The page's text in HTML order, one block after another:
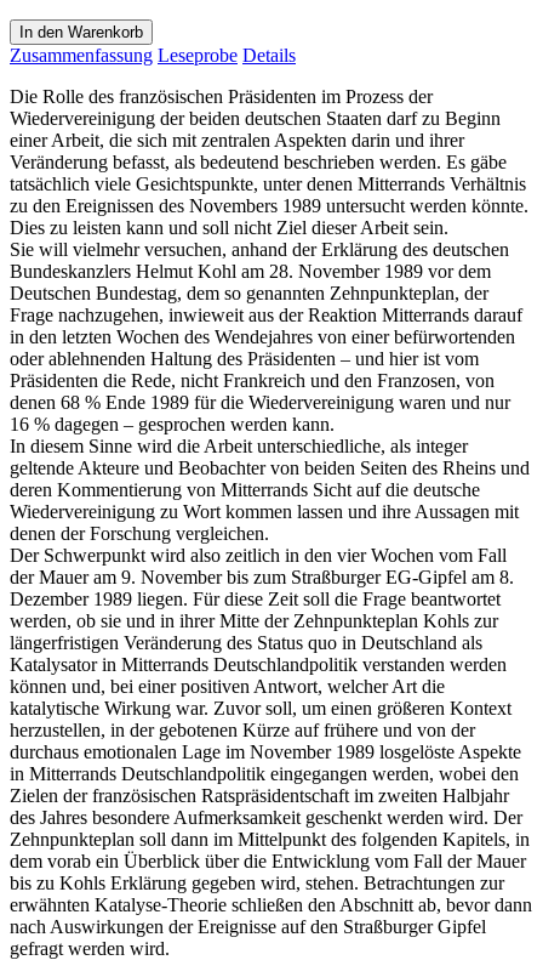
In den Warenkorb
Zusammenfassung Leseprobe Details
Die Rolle des französischen Präsidenten im Prozess der
Wiedervereinigung der beiden deutschen Staaten darf zu Beginn
einer Arbeit, die sich mit zentralen Aspekten darin und ihrer
Veränderung befasst, als bedeutend beschrieben werden. Es gäbe
tatsächlich viele Gesichtspunkte, unter denen Mitterrands Verhältnis
zu den Ereignissen des Novembers 1989 untersucht werden könnte.
Dies zu leisten kann und soll nicht Ziel dieser Arbeit sein.
Sie will vielmehr versuchen, anhand der Erklärung des deutschen
Bundeskanzlers Helmut Kohl am 28. November 1989 vor dem
Deutschen Bundestag, dem so genannten Zehnpunkteplan, der
Frage nachzugehen, inwieweit aus der Reaktion Mitterrands darauf
in den letzten Wochen des Wendejahres von einer befürwortenden
oder ablehnenden Haltung des Präsidenten – und hier ist vom
Präsidenten die Rede, nicht Frankreich und den Franzosen, von
denen 68 % Ende 1989 für die Wiedervereinigung waren und nur
16 % dagegen – gesprochen werden kann.
In diesem Sinne wird die Arbeit unterschiedliche, als integer
geltende Akteure und Beobachter von beiden Seiten des Rheins und
deren Kommentierung von Mitterrands Sicht auf die deutsche
Wiedervereinigung zu Wort kommen lassen und ihre Aussagen mit
denen der Forschung vergleichen.
Der Schwerpunkt wird also zeitlich in den vier Wochen vom Fall
der Mauer am 9. November bis zum Straßburger EG-Gipfel am 8.
Dezember 1989 liegen. Für diese Zeit soll die Frage beantwortet
werden, ob sie und in ihrer Mitte der Zehnpunkteplan Kohls zur
längerfristigen Veränderung des Status quo in Deutschland als
Katalysator in Mitterrands Deutschlandpolitik verstanden werden
können und, bei einer positiven Antwort, welcher Art die
katalytische Wirkung war. Zuvor soll, um einen größeren Kontext
herzustellen, in der gebotenen Kürze auf frühere und von der
durchaus emotionalen Lage im November 1989 losgelöste Aspekte
in Mitterrands Deutschlandpolitik eingegangen werden, wobei den
Zielen der französischen Ratspräsidentschaft im zweiten Halbjahr
des Jahres besondere Aufmerksamkeit geschenkt werden wird. Der
Zehnpunkteplan soll dann im Mittelpunkt des folgenden Kapitels, in
dem vorab ein Überblick über die Entwicklung vom Fall der Mauer
bis zu Kohls Erklärung gegeben wird, stehen. Betrachtungen zur
erwähnten Katalyse-Theorie schließen den Abschnitt ab, bevor dann
nach Auswirkungen der Ereignisse auf den Straßburger Gipfel
gefragt werden wird.